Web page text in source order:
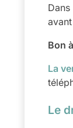
Bon
La
Le